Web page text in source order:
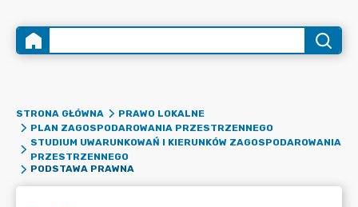
STRONA GŁÓWNA
PRAWO LOKALNE
PLAN ZAGOSPODAROWANIA PRZESTRZENNEGO
STUDIUM UWARUNKOWAŃ I KIERUNKÓW ZAGOSPODAROWANIA
PRZESTRZENNEGO
PODSTAWA PRAWNA